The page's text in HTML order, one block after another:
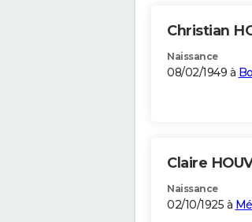
Christian
Naissance
08/02/1949 à
Claire
Naissance
02/10/1925 à